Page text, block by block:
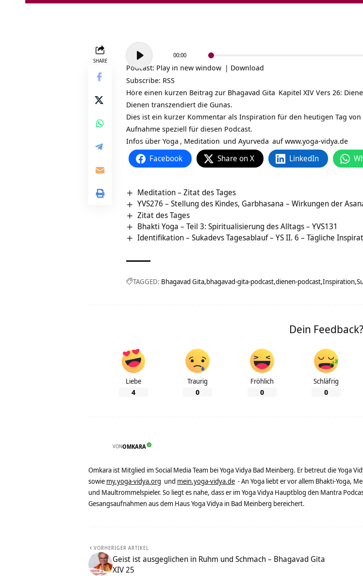
SHARE
Audio-
Player
00:00
Podcast: Play in new window | Download
Subscribe: RSS
Höre einen kurzen Beitrag zur Bhagavad Gita Kapitel XIV Vers 26:
Dienen transzendiert die Gunas.
Dies ist ein kurzer Kommentar als Inspiration für den heutigen Tag
Aufnahme speziell für diesen Podcast.
Infos über Yoga , Meditation und Ayurveda aufwww.yoga-vidya.de
Facebook Share on X LinkedIn
Meditation – Zitat des Tages
YVS276 – Stellung des Kindes, Garbhasana – Wirkungen der
Zitat des Tages
Bhakti Yoga – Teil 3: Spiritualisierung des Alltags – YVS131
Identifikation – Sukadevs Tagesablauf – YS II. 6 – Tägliche
TAGGED: Bhagavad Gita bhagavad-gita-podcast dienen-podcast Inspiration
Dein Feedback?
Liebe
4
Traurig
0
Fröhlich
0
Schläfrig
0
VONOMKARA
Omkara ist Mitglied im Social Media Team bei Yoga Vidya Bad Meinberg. Er betreut die Yoga
sowie my.yoga-vidya.org und mein.yoga-vidya.de - An Yoga liebt er vor allem Bhakti-Yoga,
und Maultrommelspieler. So liegt es nahe, dass er im Yoga Vidya Hauptblog den Mantra
Gesangsaufnahmen aus dem Haus Yoga Vidya in Bad Meinberg bereichert.
VORHERIGER ARTIKEL
Geist ist ausgeglichen in Ruhm und Schmach – Bhagavad Gita
XIV 25